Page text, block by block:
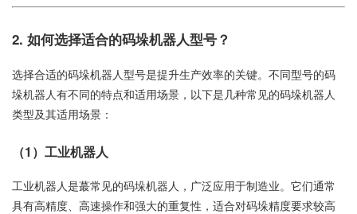
2. 如何选择适合的码垛机器人型号？
选择合适的码垛机器人型号是提升生产效率的关键。不同型号的码
垛机器人有不同的特点和适用场景，以下是几种常见的码垛机器人
类型及其适用场景：
（1）工业机器人
工业机器人是蕞常见的码垛机器人，广泛应用于制造业。它们通常
具有高精度、高速操作和强大的重复性，适合对码垛精度要求较高